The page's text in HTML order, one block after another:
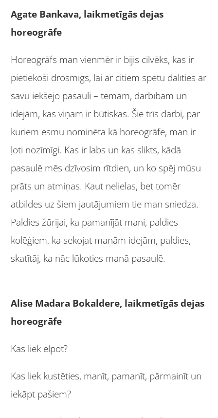
Agate Bankava, laikmetīgās dejas
horeogrāfe
Horeogrāfs man vienmēr ir bijis cilvēks, kas ir
pietiekoši drosmīgs, lai ar citiem spētu dalīties ar
savu iekšējo pasauli – tēmām, darbībām un
idejām, kas viņam ir būtiskas. Šie trīs darbi, par
kuriem esmu nominēta kā horeogrāfe, man ir
ļoti nozīmīgi. Kas ir labs un kas slikts, kādā
pasaulē mēs dzīvosim rītdien, un ko spēj mūsu
prāts un atmiņas. Kaut nelielas, bet tomēr
atbildes uz šiem jautājumiem tie man sniedza.
Paldies žūrijai, ka pamanījāt mani, paldies
kolēģiem, ka sekojat manām idejām, paldies,
skatītāj, ka nāc lūkoties manā pasaulē.
Alise Madara Bokaldere, laikmetīgās dejas
horeogrāfe
Kas liek elpot?
Kas liek kustēties, manīt, pamanīt, pārmainīt un
iekāpt pašiem?